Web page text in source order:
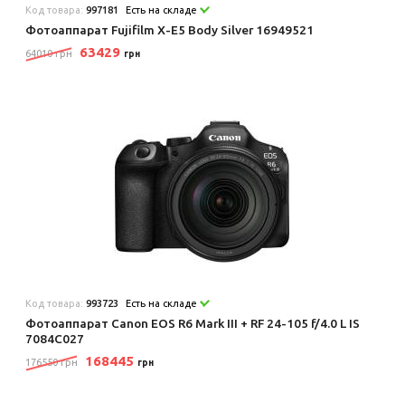
Код товара:997181 Есть на складе
Фотоаппарат Fujifilm X-E5 Body Silver 16949521
64010 грн 63429 грн
Код товара:993723 Есть на складе
Фотоаппарат Canon EOS R6 Mark III + RF 24-105 f/4.0 L IS
7084C027
176550 грн 168445 грн